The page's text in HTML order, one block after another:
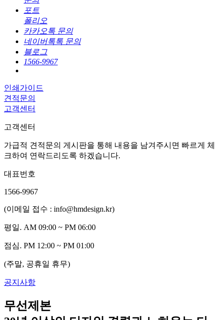
포트
폴리오
카카오톡 문의
네이버톡톡 문의
블로그
1566-9967
인쇄가이드
견적문의
고객센터
고객센터
가급적 견적문의 게시판을 통해 내용을 남겨주시면 빠르게 체
크하여 연락드리도록 하겠습니다.
대표번호
1566-9967
(이메일 접수 : info@hmdesign.kr)
평일. AM 09:00 ~ PM 06:00
점심. PM 12:00 ~ PM 01:00
(주말, 공휴일 휴무)
공지사항
무선제본